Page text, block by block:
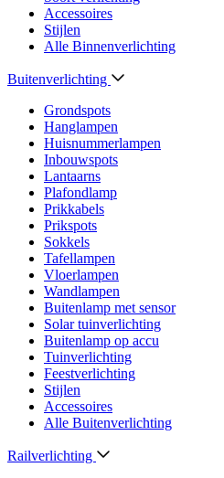
Accessoires
Stijlen
Alle Binnenverlichting
Buitenverlichting
Grondspots
Hanglampen
Huisnummerlampen
Inbouwspots
Lantaarns
Plafondlamp
Prikkabels
Prikspots
Sokkels
Tafellampen
Vloerlampen
Wandlampen
Buitenlamp met sensor
Solar tuinverlichting
Buitenlamp op accu
Tuinverlichting
Feestverlichting
Stijlen
Accessoires
Alle Buitenverlichting
Railverlichting